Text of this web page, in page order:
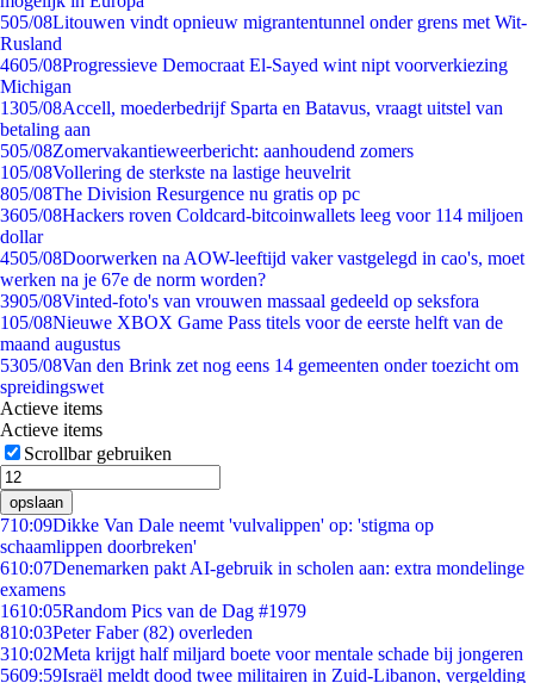
505/08Litouwen vindt opnieuw migrantentunnel onder grens met Wit-
Rusland
4605/08Progressieve Democraat El-Sayed wint nipt voorverkiezing
Michigan
1305/08Accell, moederbedrijf Sparta en Batavus, vraagt uitstel van
betaling aan
505/08Zomervakantieweerbericht: aanhoudend zomers
105/08Vollering de sterkste na lastige heuvelrit
805/08The Division Resurgence nu gratis op pc
3605/08Hackers roven Coldcard-bitcoinwallets leeg voor 114 miljoen
dollar
4505/08Doorwerken na AOW-leeftijd vaker vastgelegd in cao's, moet
werken na je 67e de norm worden?
3905/08Vinted-foto's van vrouwen massaal gedeeld op seksfora
105/08Nieuwe XBOX Game Pass titels voor de eerste helft van de
maand augustus
5305/08Van den Brink zet nog eens 14 gemeenten onder toezicht om
spreidingswet
Actieve items
Actieve items
Scrollbar gebruiken
opslaan
710:09Dikke Van Dale neemt 'vulvalippen' op: 'stigma op
schaamlippen doorbreken'
610:07Denemarken pakt AI-gebruik in scholen aan: extra mondelinge
examens
1610:05Random Pics van de Dag #1979
810:03Peter Faber (82) overleden
310:02Meta krijgt half miljard boete voor mentale schade bij jongeren
5609:59Israël meldt dood twee militairen in Zuid-Libanon, vergelding